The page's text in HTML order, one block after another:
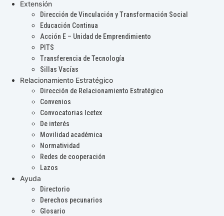
Extensión
Dirección de Vinculación y Transformación Social
Educación Continua
Acción E – Unidad de Emprendimiento
PITS
Transferencia de Tecnología
Sillas Vacías
Relacionamiento Estratégico
Dirección de Relacionamiento Estratégico
Convenios
Convocatorias Icetex
De interés
Movilidad académica
Normatividad
Redes de cooperación
Lazos
Ayuda
Directorio
Derechos pecunarios
Glosario